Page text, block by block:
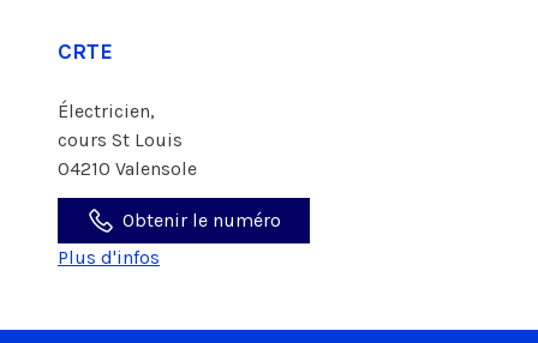
CRTE
Électricien,
cours St Louis
04210 Valensole
Obtenir le numéro
Plus d'infos